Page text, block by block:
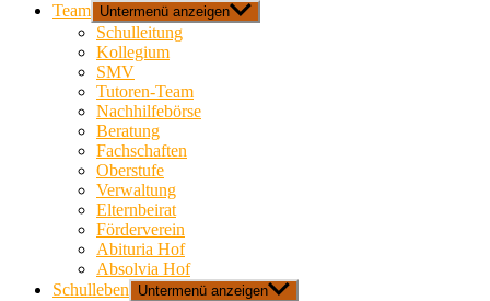
Team Untermenü anzeigen
Schulleitung
Kollegium
SMV
Tutoren-Team
Nachhilfebörse
Beratung
Fachschaften
Oberstufe
Verwaltung
Elternbeirat
Förderverein
Abituria Hof
Absolvia Hof
Schulleben
Untermenü anzeigen